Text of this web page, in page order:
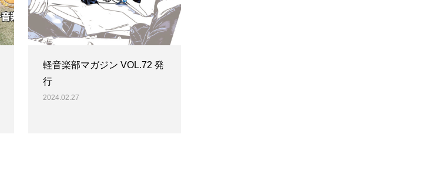
軽音楽部マガジン VOL.72 発
行
2024.02.27